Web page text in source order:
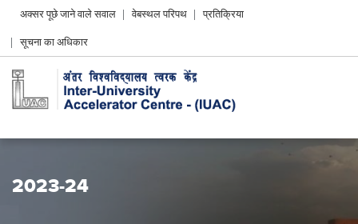
Header
menu
अक्सर पूछे जाने वाले सवाल वेबस्थल परिपथ
प्रतिक्रिया
सूचना का अधिकार
2023-24